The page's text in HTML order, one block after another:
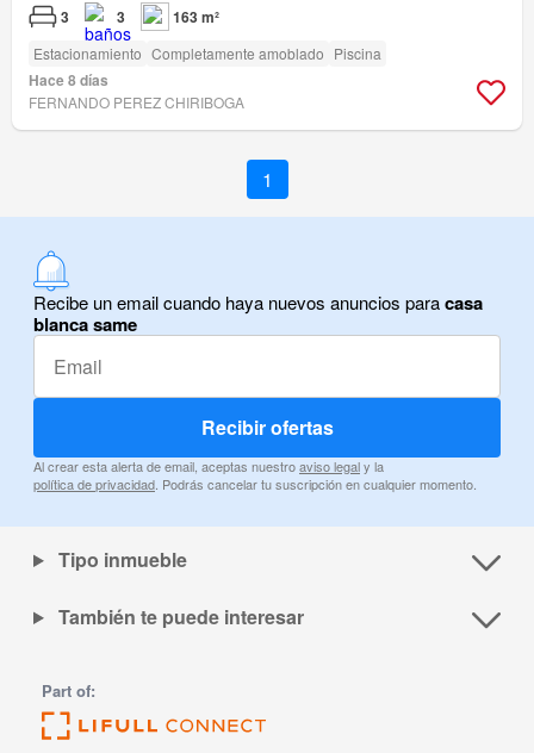
3 3 163 m²
Estacionamiento Completamente amoblado Piscina
Hace 8 días
FERNANDO PEREZ CHIRIBOGA
1
Recibe un email cuando haya nuevos anuncios paracasa
blanca same
Recibir ofertas
Al crear esta alerta de email, aceptas nuestroaviso legaly la
política de privacidad . Podrás cancelar tu suscripción en cualquier momento.
Tipo inmueble
También te puede interesar
Part of: